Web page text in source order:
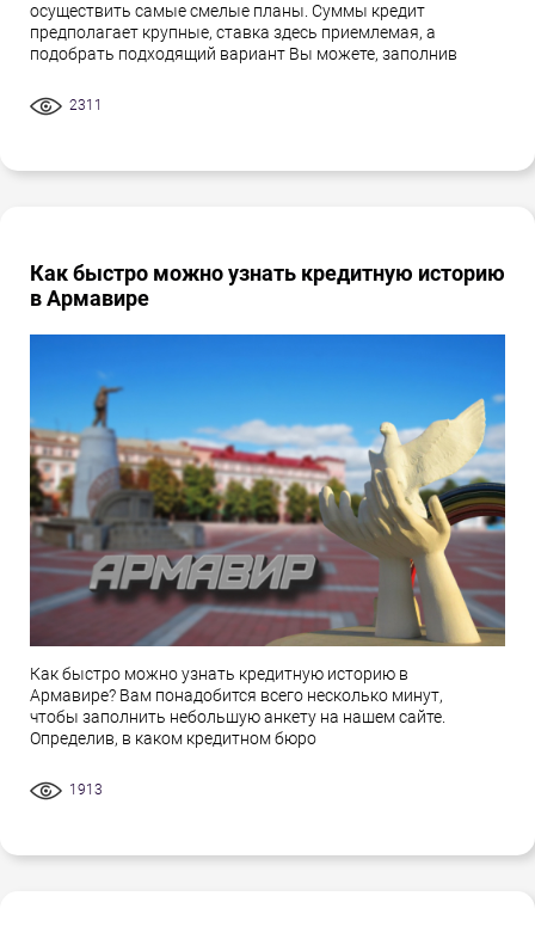
осуществить самые смелые планы. Суммы кредит
предполагает крупные, ставка здесь приемлемая, а
подобрать подходящий вариант Вы можете, заполнив
2311
Как быстро можно узнать кредитную историю
в Армавире
Как быстро можно узнать кредитную историю в
Армавире? Вам понадобится всего несколько минут,
чтобы заполнить небольшую анкету на нашем сайте.
Определив, в каком кредитном бюро
1913